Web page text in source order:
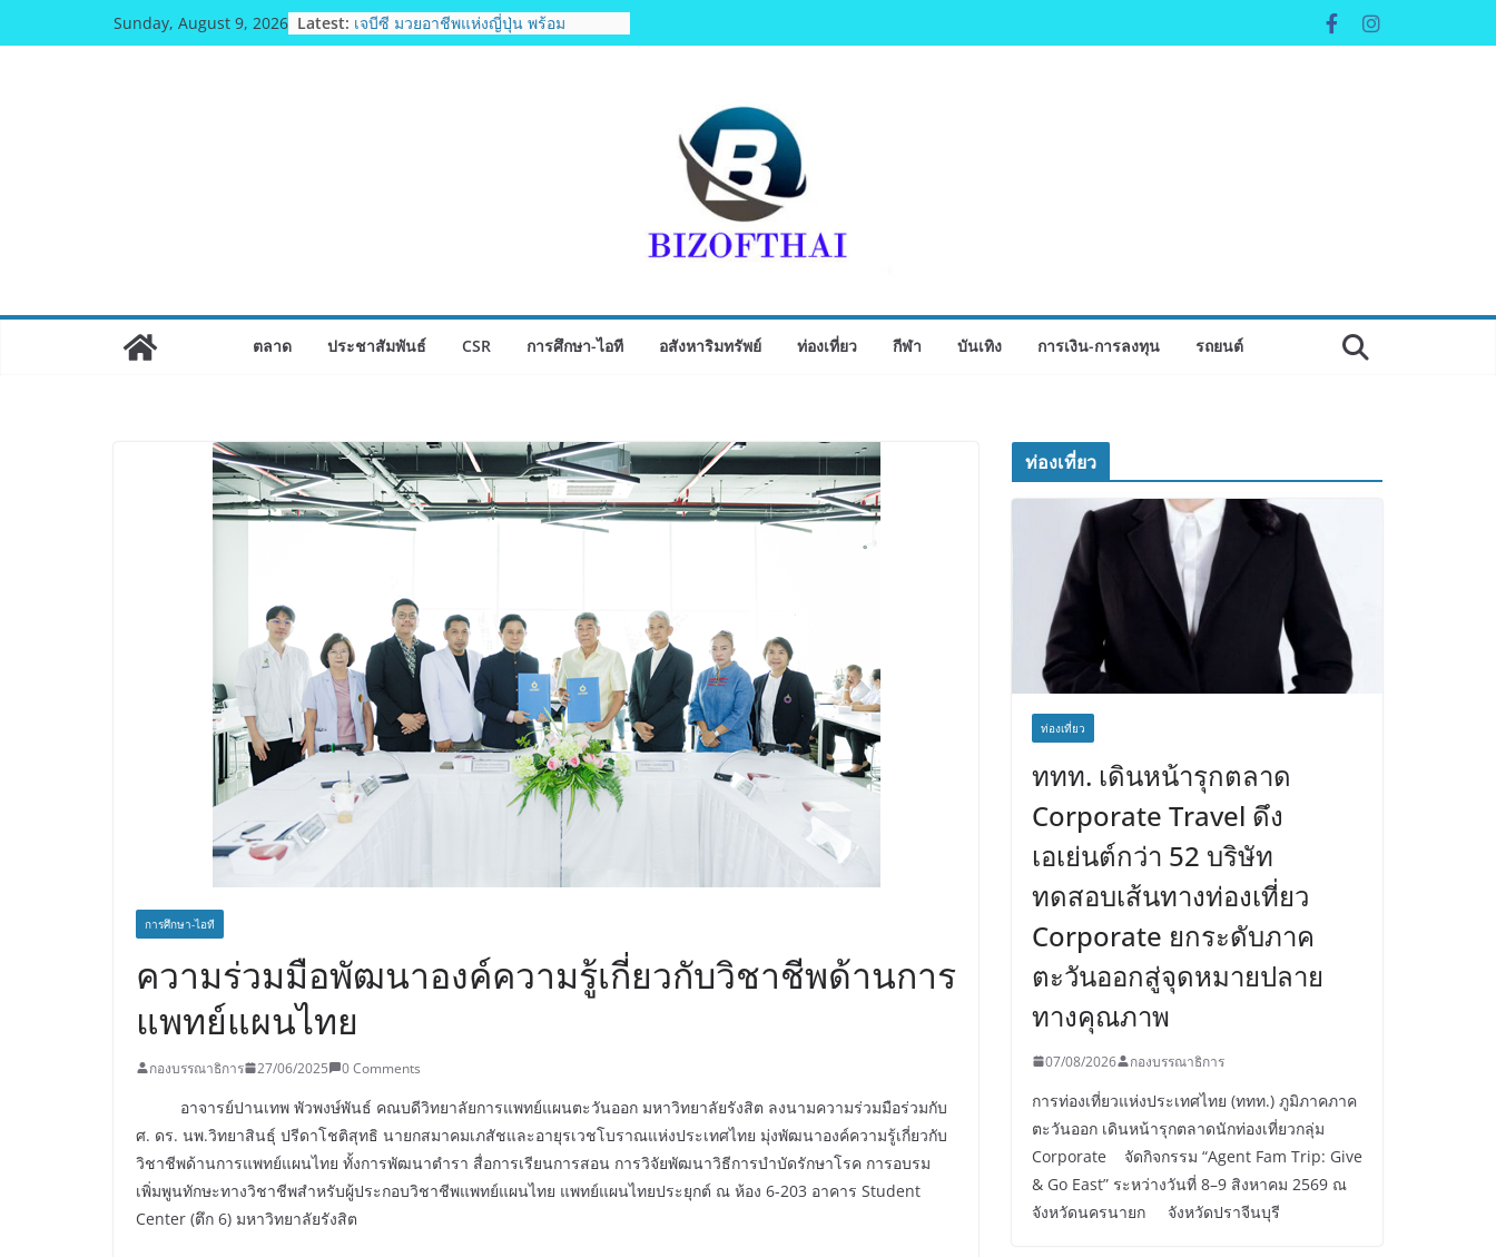
to
Sunday, August 9, 2026 Latest: เจบีซี มวยอาชีพแห่งญี่ปุ่น พร้อม
สนับสนุนนักมวยชาวไทย “เสี่ยนริส”แนะ
สำเร็จลุล่วง ณ รพ.ศิริราช
เอ-พลัสซัพพลาย เดินหน้าโครงการ “คืน
ความชุ่มชื้นให้กับผิว” มอบเอบอนเน่ เด
รฟท. เปิดเวทีรับฟังความคิดเห็น
ประชาชน ครั้งที่ 2 โครงการรถไฟฟ้า
สายสีแดงเข้ม “วงเวียนใหญ่–มหาชัย”
เดินหน้าพัฒนาโครงการบนพื้นฐานข้อ
เท็จจริงและการมีส่วนร่วม
ตลาด ประชาสัมพันธ์ CSR การศึกษา-ไอที อสังหาริมทรัพย์ ท่องเที่ยว กีฬา บันเทิง การเงิน-การลงทุน รถยนต์
การศึกษา-ไอที
ความร่วมมือพัฒนาองค์ความรู้เกี่ยวกับวิชาชีพด้านการ
แพทย์แผนไทย
กองบรรณาธิการ 27/06/2025 0 Comments
อาจารย์ปานเทพ พัวพงษ์พันธ์ คณบดีวิทยาลัยการแพทย์แผนตะวันออก มหาวิทยาลัยรังสิต ลงนามความร่วมมือร่วมกับ
ศ. ดร. นพ.วิทยาสินธุ์ ปรีดาโชติสุทธิ นายกสมาคมเภสัชและอายุรเวชโบราณแห่งประเทศไทย มุ่งพัฒนาองค์ความรู้เกี่ยวกับ
วิชาชีพด้านการแพทย์แผนไทย ทั้งการพัฒนาตำรา สื่อการเรียนการสอน การวิจัยพัฒนาวิธีการบำบัดรักษาโรค การอบรม
เพิ่มพูนทักษะทางวิชาชีพสำหรับผู้ประกอบวิชาชีพแพทย์แผนไทย แพทย์แผนไทยประยุกต์ ณ ห้อง 6-203 อาคาร Student
Center (ตึก 6) มหาวิทยาลัยรังสิต
ท่องเที่ยว
ท่องเที่ยว
ททท. เดินหน้ารุกตลาด
Corporate Travel ดึง
เอเย่นต์กว่า 52 บริษัท
ทดสอบเส้นทางท่องเที่ยว
Corporate ยกระดับภาค
ตะวันออกสู่จุดหมายปลาย
ทางคุณภาพ
07/08/2026 กองบรรณาธิการ
การท่องเที่ยวแห่งประเทศไทย (ททท.) ภูมิภาคภาค
ตะวันออก เดินหน้ารุกตลาดนักท่องเที่ยวกลุ่ม
Corporate จัดกิจกรรม “Agent Fam Trip: Give
& Go East” ระหว่างวันที่ 8–9 สิงหาคม 2569 ณ
จังหวัดนครนายก จังหวัดปราจีนบุรี